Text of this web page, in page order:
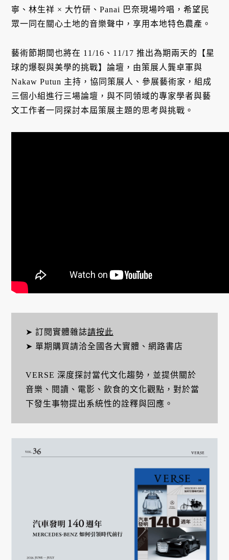
寧、林生祥 × 大竹研、Panai 巴奈現場吟唱，希望民
眾一同在關心土地的音樂聲中，享用本地特色農產。
藝術節期間也將在 11/16、11/17 推出為期兩天的【星
球的爆裂與美學的挑戰】論壇，由策展人龔卓軍與
Nakaw Putun 主持，協同策展人、參展藝術家，組成
三個小組進行三場論壇，與不同領域的專家學者與藝
文工作者一同探討本屆策展主題的思考與挑戰。
➤ 訂閱實體雜誌請按此
➤ 單期購買請洽全國各大實體、網路書店
VERSE 深度探討當代文化趨勢，並提供關於
音樂、閱讀、電影、飲食的文化觀點，對於當
下發生事物提出系統性的詮釋與回應。